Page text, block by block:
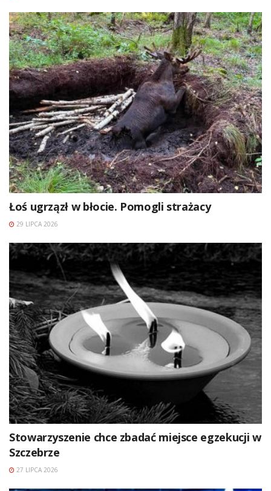
Łoś ugrzązł w błocie. Pomogli strażacy
29 LIPCA 2026
Stowarzyszenie chce zbadać miejsce egzekucji w
Szczebrze
27 LIPCA 2026